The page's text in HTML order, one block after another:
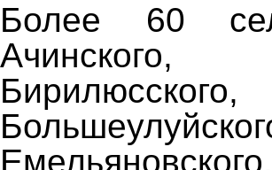
Более 60